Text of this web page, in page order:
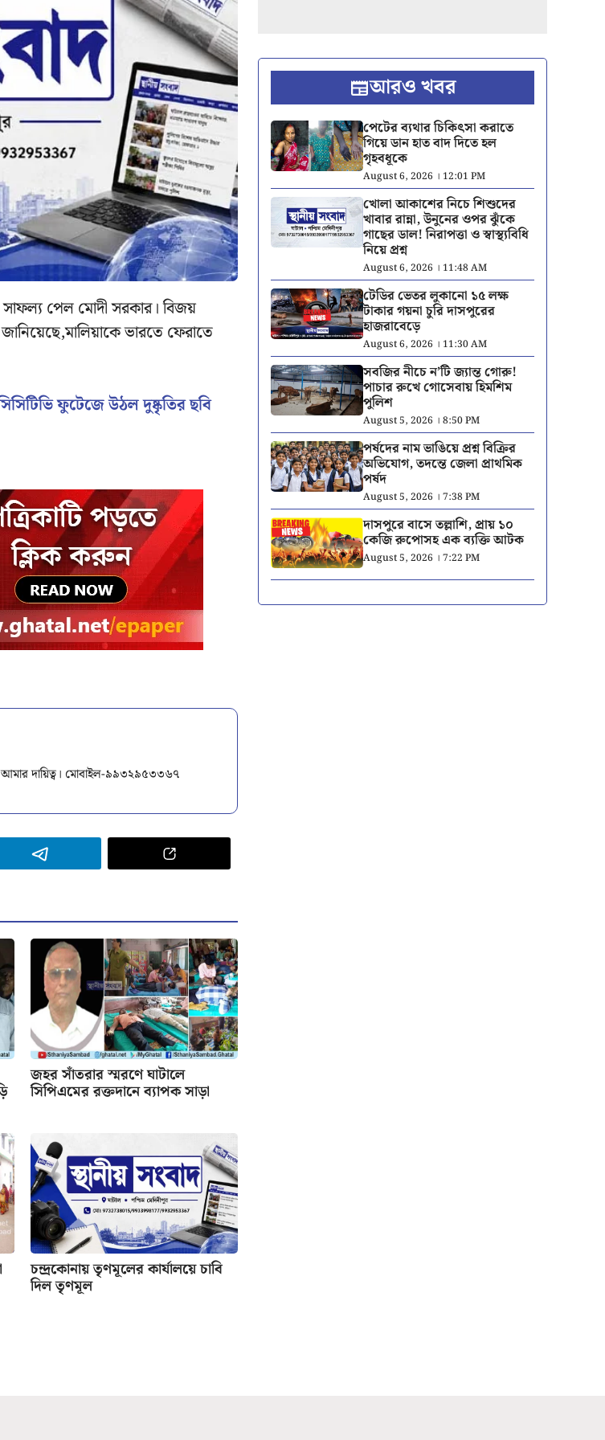
পেল মোদী সরকার। বিজয়
ভারতে ফেরাতে
ফুটেজে উঠল দুষ্কৃতির ছবি
আমার দায়িত্ব। মোবাইল-৯৯৩২৯৫৩৩৬৭
জহর সাঁতরার স্মরণে ঘাটালে
সিপিএমের রক্তদানে ব্যাপক সাড়া
চন্দ্রকোনায় তৃণমূলের কার্যালয়ে চাবি
দিল তৃণমূল
আরও খবর
পেটের ব্যথার চিকিৎসা করাতে
গিয়ে ডান হাত বাদ দিতে হল
গৃহবধূকে
August 6, 2026 । 12:01 PM
খোলা আকাশের নিচে শিশুদের
খাবার রান্না, উনুনের ওপর ঝুঁকে
গাছের ডাল! নিরাপত্তা ও স্বাস্থ্যবিধি
নিয়ে প্রশ্ন
August 6, 2026 । 11:48 AM
টেডির ভেতর লুকানো ১৫ লক্ষ
টাকার গয়না চুরি দাসপুরের
হাজরাবেড়ে
August 6, 2026 । 11:30 AM
সবজির নীচে ন’টি জ্যান্ত গোরু!
পাচার রুখে গোসেবায় হিমশিম
পুলিশ
August 5, 2026 । 8:50 PM
পর্ষদের নাম ভাঙিয়ে প্রশ্ন বিক্রির
অভিযোগ, তদন্তে জেলা প্রাথমিক
পর্ষদ
August 5, 2026 । 7:38 PM
দাসপুরে বাসে তল্লাশি, প্রায় ১০
কেজি রুপোসহ এক ব্যক্তি আটক
August 5, 2026 । 7:22 PM